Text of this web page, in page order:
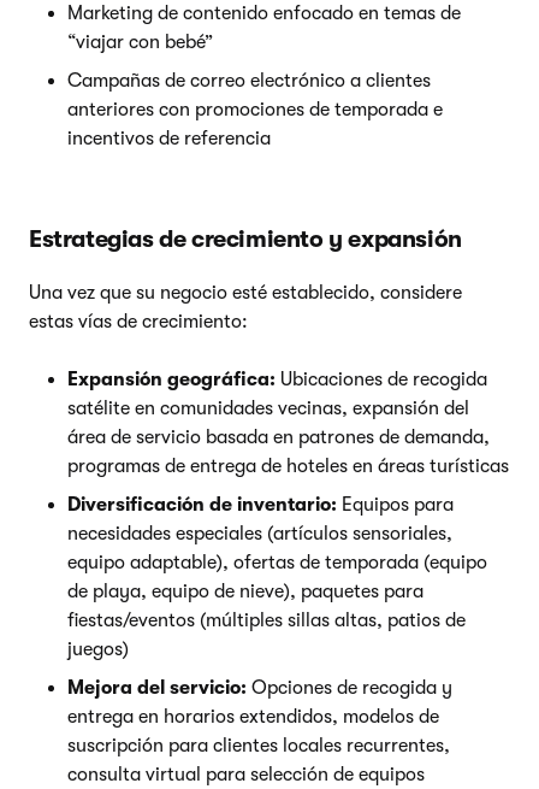
Marketing de contenido enfocado en temas de
“viajar con bebé”
Campañas de correo electrónico a clientes
anteriores con promociones de temporada e
incentivos de referencia
Estrategias de crecimiento y expansión
Una vez que su negocio esté establecido, considere
estas vías de crecimiento:
Expansión geográfica: Ubicaciones de recogida
satélite en comunidades vecinas, expansión del
área de servicio basada en patrones de demanda,
programas de entrega de hoteles en áreas turísticas
Diversificación de inventario: Equipos para
necesidades especiales (artículos sensoriales,
equipo adaptable), ofertas de temporada (equipo
de playa, equipo de nieve), paquetes para
fiestas/eventos (múltiples sillas altas, patios de
juegos)
Mejora del servicio: Opciones de recogida y
entrega en horarios extendidos, modelos de
suscripción para clientes locales recurrentes,
consulta virtual para selección de equipos